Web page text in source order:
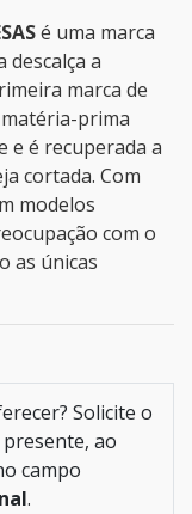
é uma marca
descalça a
marca de
prima
e é recuperada a
cortada. Com
modelos
com o
as únicas
Solicite o
ao
campo
.